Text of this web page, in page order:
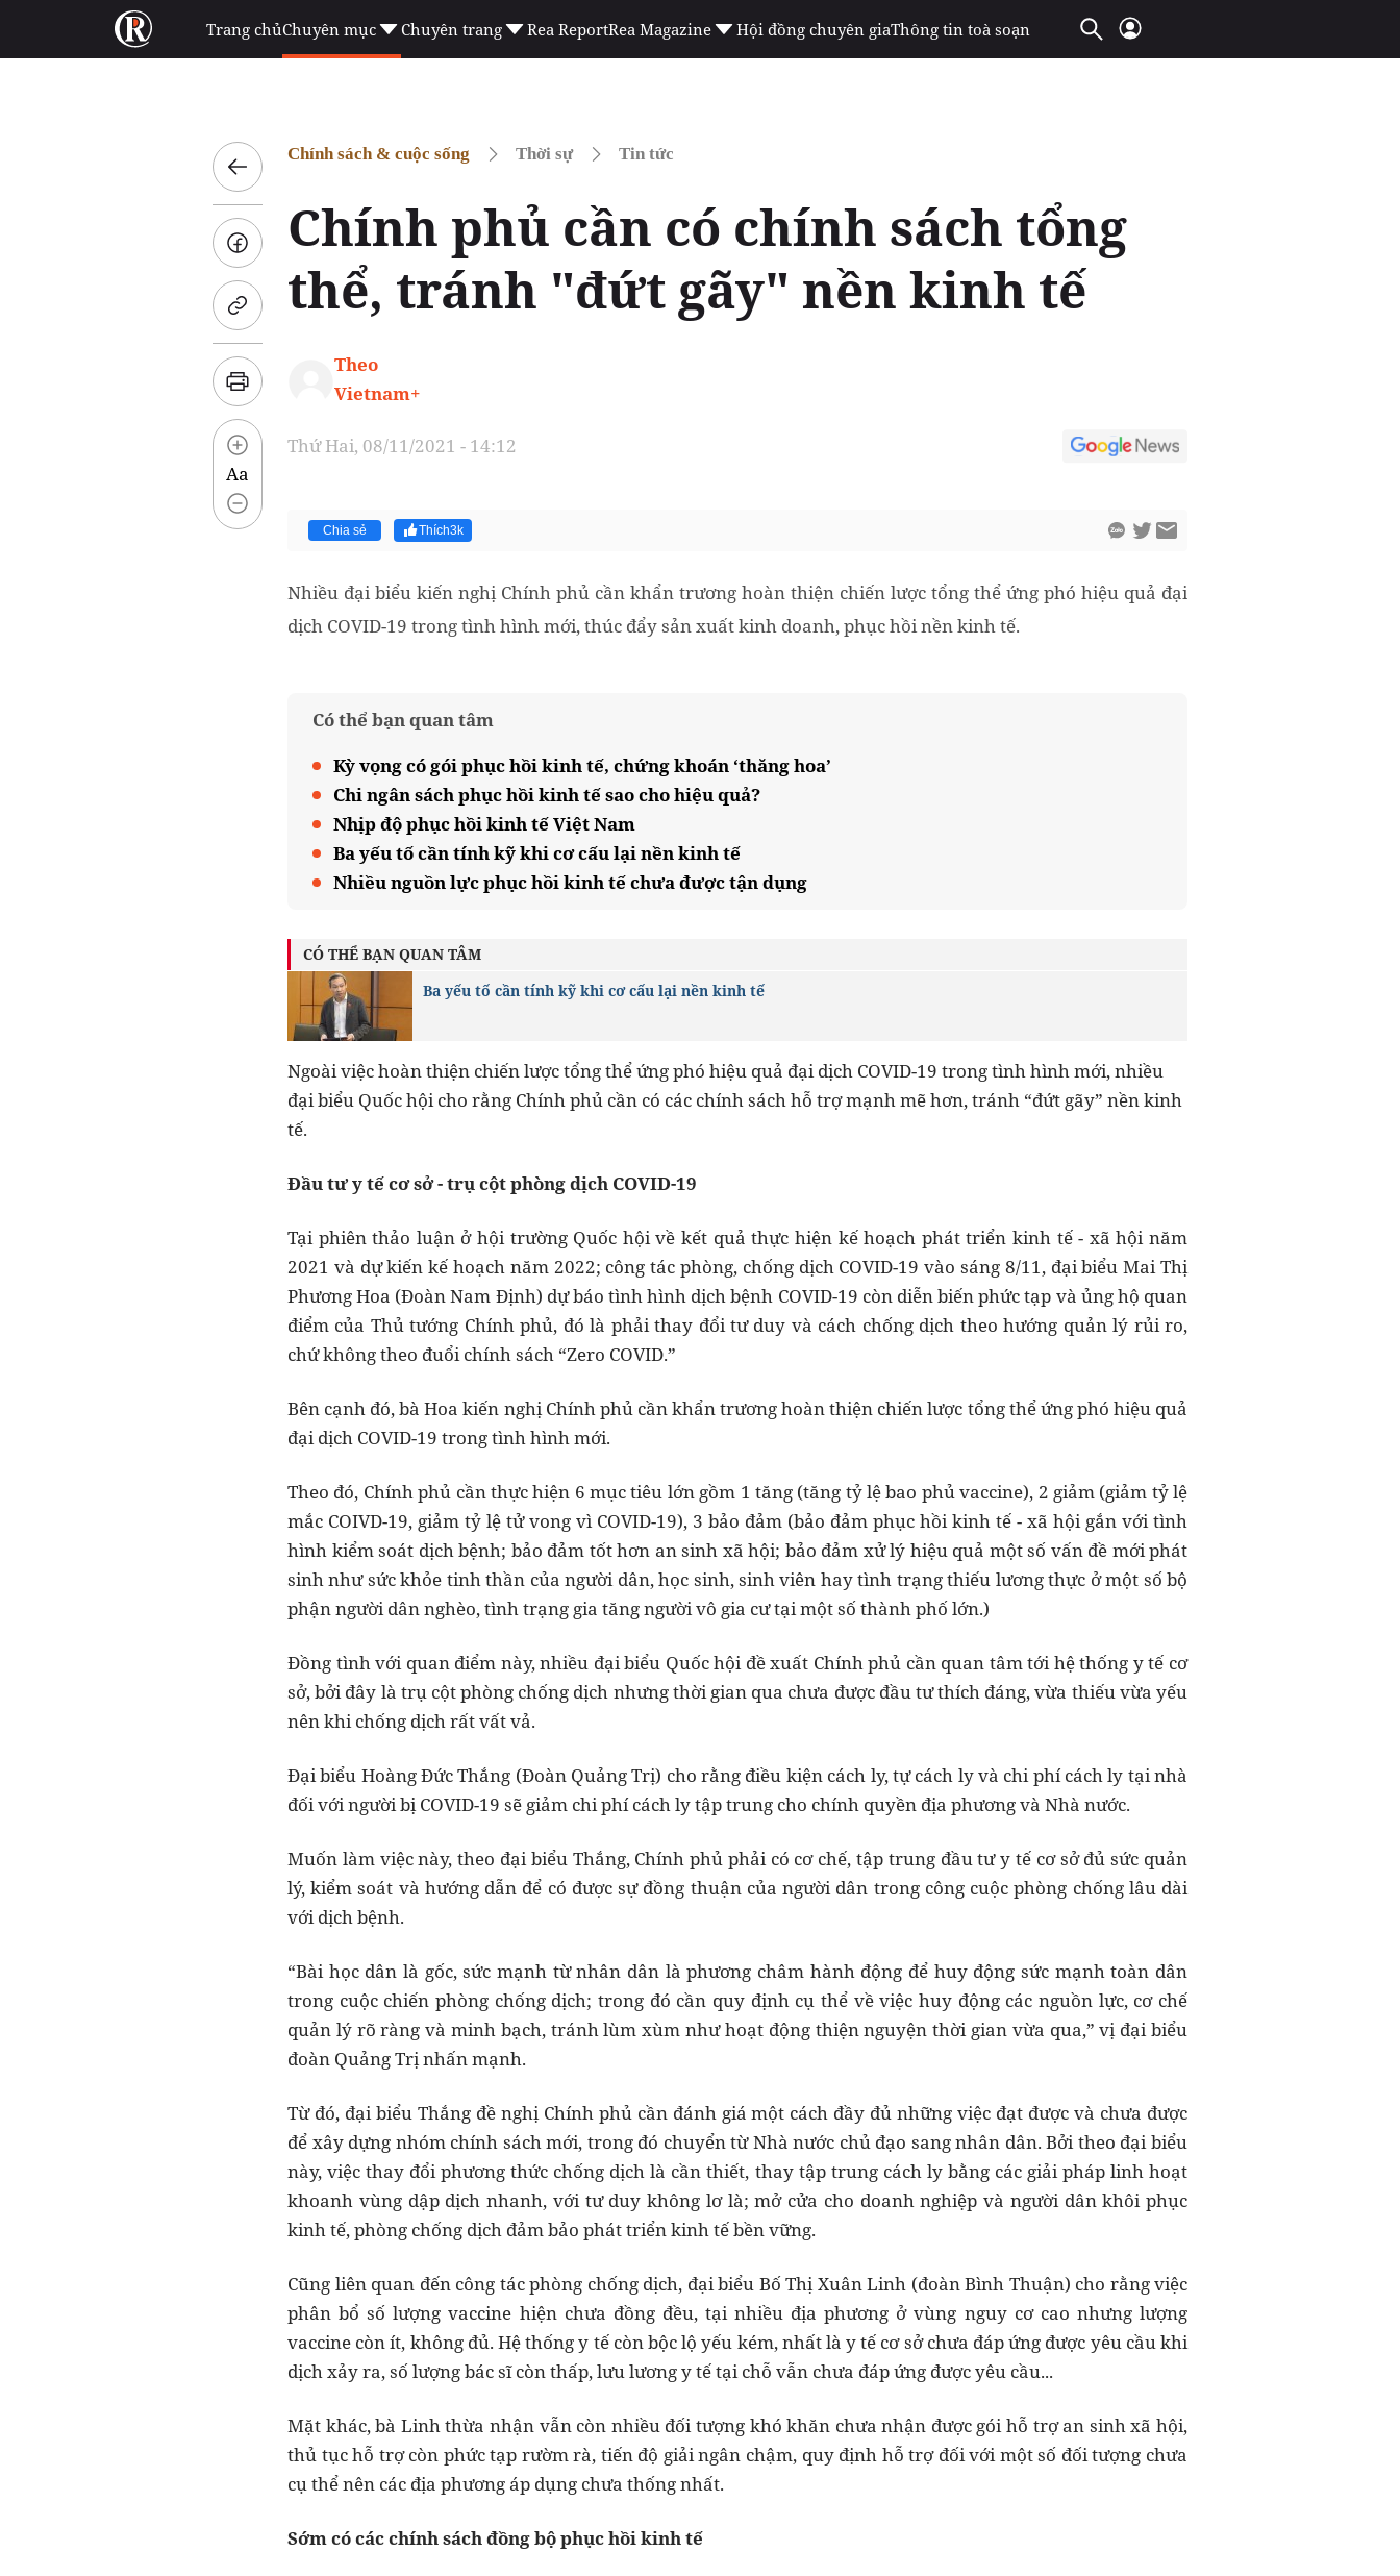
Trang chủChuyên mục Chuyên trang Rea ReportRea Magazine Hội đồng chuyên giaThông tin toà soạn
Aa
Chính sách & cuộc sống Thời sự Tin tức
Chính phủ cần có chính sách tổng
thể, tránh "đứt gãy" nền kinh tế
Theo
Vietnam+
Thứ Hai, 08/11/2021 - 14:12
Chia sẻ Thích3k
Nhiều đại biểu kiến nghị Chính phủ cần khẩn trương hoàn thiện chiến lược tổng thể ứng phó hiệu quả đại
dịch COVID-19 trong tình hình mới, thúc đẩy sản xuất kinh doanh, phục hồi nền kinh tế.
Có thể bạn quan tâm
Kỳ vọng có gói phục hồi kinh tế, chứng khoán ‘thăng hoa’
Chi ngân sách phục hồi kinh tế sao cho hiệu quả?
Nhịp độ phục hồi kinh tế Việt Nam
Ba yếu tố cần tính kỹ khi cơ cấu lại nền kinh tế
Nhiều nguồn lực phục hồi kinh tế chưa được tận dụng
CÓ THỂ BẠN QUAN TÂM
Ba yếu tố cần tính kỹ khi cơ cấu lại nền kinh tế
Ngoài việc hoàn thiện chiến lược tổng thể ứng phó hiệu quả đại dịch COVID-19 trong tình hình mới, nhiều
đại biểu Quốc hội cho rằng Chính phủ cần có các chính sách hỗ trợ mạnh mẽ hơn, tránh “đứt gãy” nền kinh
tế.
Đầu tư y tế cơ sở - trụ cột phòng dịch COVID-19
Tại phiên thảo luận ở hội trường Quốc hội về kết quả thực hiện kế hoạch phát triển kinh tế - xã hội năm
2021 và dự kiến kế hoạch năm 2022; công tác phòng, chống dịch COVID-19 vào sáng 8/11, đại biểu Mai Thị
Phương Hoa (Đoàn Nam Định) dự báo tình hình dịch bệnh COVID-19 còn diễn biến phức tạp và ủng hộ quan
điểm của Thủ tướng Chính phủ, đó là phải thay đổi tư duy và cách chống dịch theo hướng quản lý rủi ro,
chứ không theo đuổi chính sách “Zero COVID.”
Bên cạnh đó, bà Hoa kiến nghị Chính phủ cần khẩn trương hoàn thiện chiến lược tổng thể ứng phó hiệu quả
đại dịch COVID-19 trong tình hình mới.
Theo đó, Chính phủ cần thực hiện 6 mục tiêu lớn gồm 1 tăng (tăng tỷ lệ bao phủ vaccine), 2 giảm (giảm tỷ lệ
mắc COIVD-19, giảm tỷ lệ tử vong vì COVID-19), 3 bảo đảm (bảo đảm phục hồi kinh tế - xã hội gắn với tình
hình kiểm soát dịch bệnh; bảo đảm tốt hơn an sinh xã hội; bảo đảm xử lý hiệu quả một số vấn đề mới phát
sinh như sức khỏe tinh thần của người dân, học sinh, sinh viên hay tình trạng thiếu lương thực ở một số bộ
phận người dân nghèo, tình trạng gia tăng người vô gia cư tại một số thành phố lớn.)
Đồng tình với quan điểm này, nhiều đại biểu Quốc hội đề xuất Chính phủ cần quan tâm tới hệ thống y tế cơ
sở, bởi đây là trụ cột phòng chống dịch nhưng thời gian qua chưa được đầu tư thích đáng, vừa thiếu vừa yếu
nên khi chống dịch rất vất vả.
Đại biểu Hoàng Đức Thắng (Đoàn Quảng Trị) cho rằng điều kiện cách ly, tự cách ly và chi phí cách ly tại nhà
đối với người bị COVID-19 sẽ giảm chi phí cách ly tập trung cho chính quyền địa phương và Nhà nước.
Muốn làm việc này, theo đại biểu Thắng, Chính phủ phải có cơ chế, tập trung đầu tư y tế cơ sở đủ sức quản
lý, kiểm soát và hướng dẫn để có được sự đồng thuận của người dân trong công cuộc phòng chống lâu dài
với dịch bệnh.
“Bài học dân là gốc, sức mạnh từ nhân dân là phương châm hành động để huy động sức mạnh toàn dân
trong cuộc chiến phòng chống dịch; trong đó cần quy định cụ thể về việc huy động các nguồn lực, cơ chế
quản lý rõ ràng và minh bạch, tránh lùm xùm như hoạt động thiện nguyện thời gian vừa qua,” vị đại biểu
đoàn Quảng Trị nhấn mạnh.
Từ đó, đại biểu Thắng đề nghị Chính phủ cần đánh giá một cách đầy đủ những việc đạt được và chưa được
để xây dựng nhóm chính sách mới, trong đó chuyển từ Nhà nước chủ đạo sang nhân dân. Bởi theo đại biểu
này, việc thay đổi phương thức chống dịch là cần thiết, thay tập trung cách ly bằng các giải pháp linh hoạt
khoanh vùng dập dịch nhanh, với tư duy không lơ là; mở cửa cho doanh nghiệp và người dân khôi phục
kinh tế, phòng chống dịch đảm bảo phát triển kinh tế bền vững.
Cũng liên quan đến công tác phòng chống dịch, đại biểu Bố Thị Xuân Linh (đoàn Bình Thuận) cho rằng việc
phân bổ số lượng vaccine hiện chưa đồng đều, tại nhiều địa phương ở vùng nguy cơ cao nhưng lượng
vaccine còn ít, không đủ. Hệ thống y tế còn bộc lộ yếu kém, nhất là y tế cơ sở chưa đáp ứng được yêu cầu khi
dịch xảy ra, số lượng bác sĩ còn thấp, lưu lương y tế tại chỗ vẫn chưa đáp ứng được yêu cầu...
Mặt khác, bà Linh thừa nhận vẫn còn nhiều đối tượng khó khăn chưa nhận được gói hỗ trợ an sinh xã hội,
thủ tục hỗ trợ còn phức tạp rườm rà, tiến độ giải ngân chậm, quy định hỗ trợ đối với một số đối tượng chưa
cụ thể nên các địa phương áp dụng chưa thống nhất.
Sớm có các chính sách đồng bộ phục hồi kinh tế